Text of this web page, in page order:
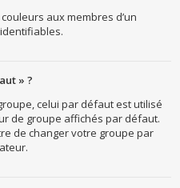
aux membres d’un
» ?
celui par défaut est utilisé
de groupe affichés par défaut.
de changer votre groupe par